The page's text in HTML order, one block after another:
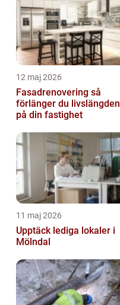
12 maj 2026
Fasadrenovering så
förlänger du livslängden
på din fastighet
11 maj 2026
Upptäck lediga lokaler i
Mölndal